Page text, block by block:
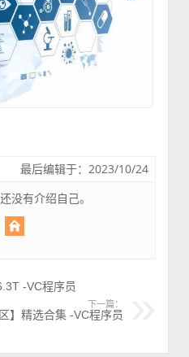
最后编辑于：2023/10/24
没有介绍自己。
-VC程序员
下一篇：
】精选合集 -VC程序员